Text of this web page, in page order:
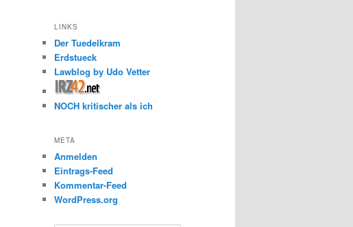
LINKS
Der Tuedelkram
Erdstueck
Lawblog by Udo Vetter
NOCH kritischer als ich
META
Anmelden
Eintrags-Feed
Kommentar-Feed
WordPress.org